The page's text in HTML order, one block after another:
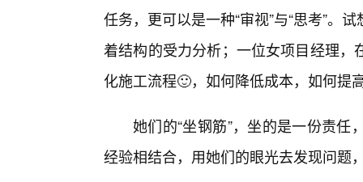
任务，更可以是一种“审视”与“思考”。
着结构的受力分析；一位女项目经理
化施工流程🙂，如何降低成本，如何提
她们的“坐钢筋”，坐的是一份责
经验相结合，用她们的眼光去发现问题